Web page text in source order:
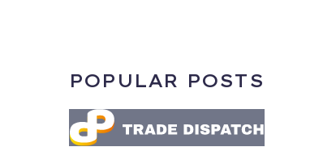
POPULAR POSTS